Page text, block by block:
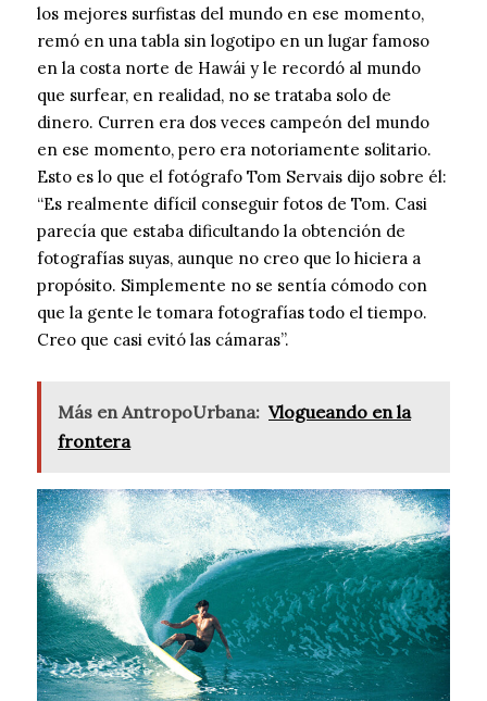
los mejores surfistas del mundo en ese momento,
remó en una tabla sin logotipo en un lugar famoso
en la costa norte de Hawái y le recordó al mundo
que surfear, en realidad, no se trataba solo de
dinero. Curren era dos veces campeón del mundo
en ese momento, pero era notoriamente solitario.
Esto es lo que el fotógrafo Tom Servais dijo sobre él:
“Es realmente difícil conseguir fotos de Tom. Casi
parecía que estaba dificultando la obtención de
fotografías suyas, aunque no creo que lo hiciera a
propósito. Simplemente no se sentía cómodo con
que la gente le tomara fotografías todo el tiempo.
Creo que casi evitó las cámaras”.
Más en AntropoUrbana: Vlogueando en la
frontera